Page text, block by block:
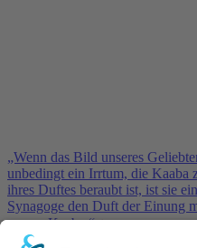
„Wenn das Bild unseres
unbedingt ein Irrtum, die Kaaba
ihres Duftes beraubt ist, ist sie
Synagoge den Duft der Einung
unsere Kaaba.“➮
Rumi